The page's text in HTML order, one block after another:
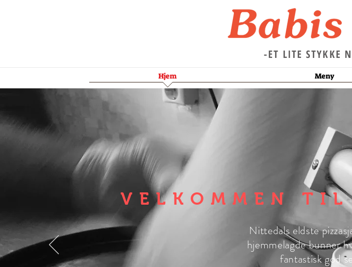
-ET LITE STYKKE
Hjem Meny
VELKOMMEN
Nittedals eldste
hjemmelagde bunner
fantastisk god